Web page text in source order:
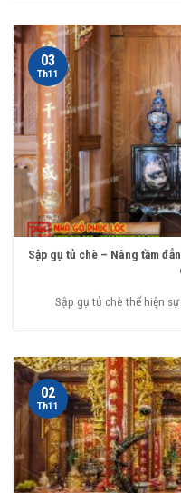
Sập gụ tủ chè – Nâng tầm
Sập gụ tủ chè thể hiện
03
Th11
02
Th11